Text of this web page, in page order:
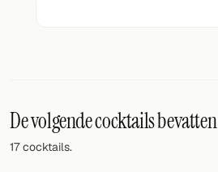
BAR
De volgende cocktails bevatten
17 cocktails.